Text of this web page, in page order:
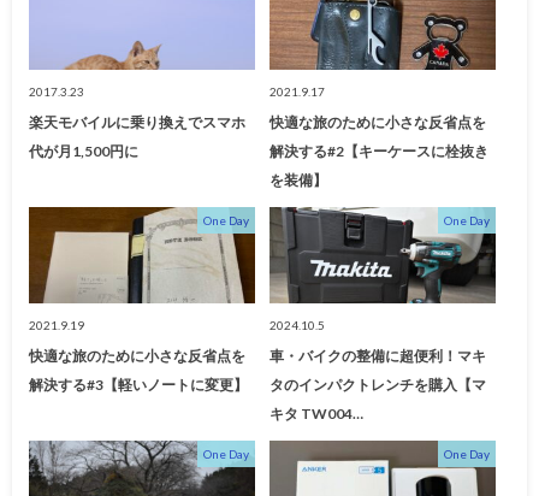
2017.3.23
楽天モバイルに乗り換えでスマホ
代が月1,500円に
2021.9.17
快適な旅のために小さな反省点を
解決する#2【キーケースに栓抜き
を装備】
One Day
2021.9.19
快適な旅のために小さな反省点を
解決する#3【軽いノートに変更】
One Day
2024.10.5
車・バイクの整備に超便利！マキ
タのインパクトレンチを購入【マ
キタ TW004…
One Day One Day